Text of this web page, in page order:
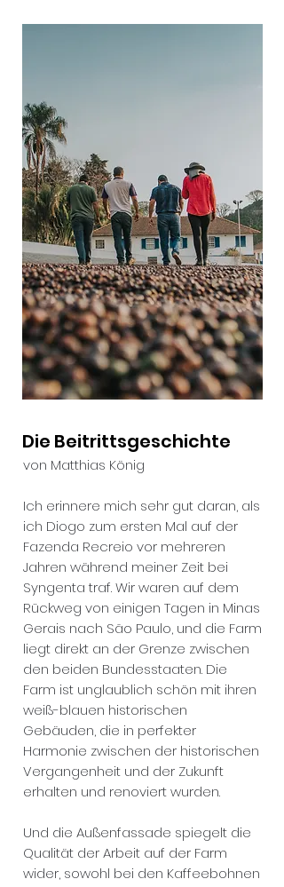
Die Beitrittsgeschichte
von Matthias König
Ich erinnere mich sehr gut daran, als
ich Diogo zum ersten Mal auf der
Fazenda Recreio vor mehreren
Jahren während meiner Zeit bei
Syngenta traf. Wir waren auf dem
Rückweg von einigen Tagen in Minas
Gerais nach São Paulo, und die Farm
liegt direkt an der Grenze zwischen
den beiden Bundesstaaten. Die
Farm ist unglaublich schön mit ihren
weiß-blauen historischen
Gebäuden, die in perfekter
Harmonie zwischen der historischen
Vergangenheit und der Zukunft
erhalten und renoviert wurden.
Und die Außenfassade spiegelt die
Qualität der Arbeit auf der Farm
wider, sowohl bei den Kaffeebohnen